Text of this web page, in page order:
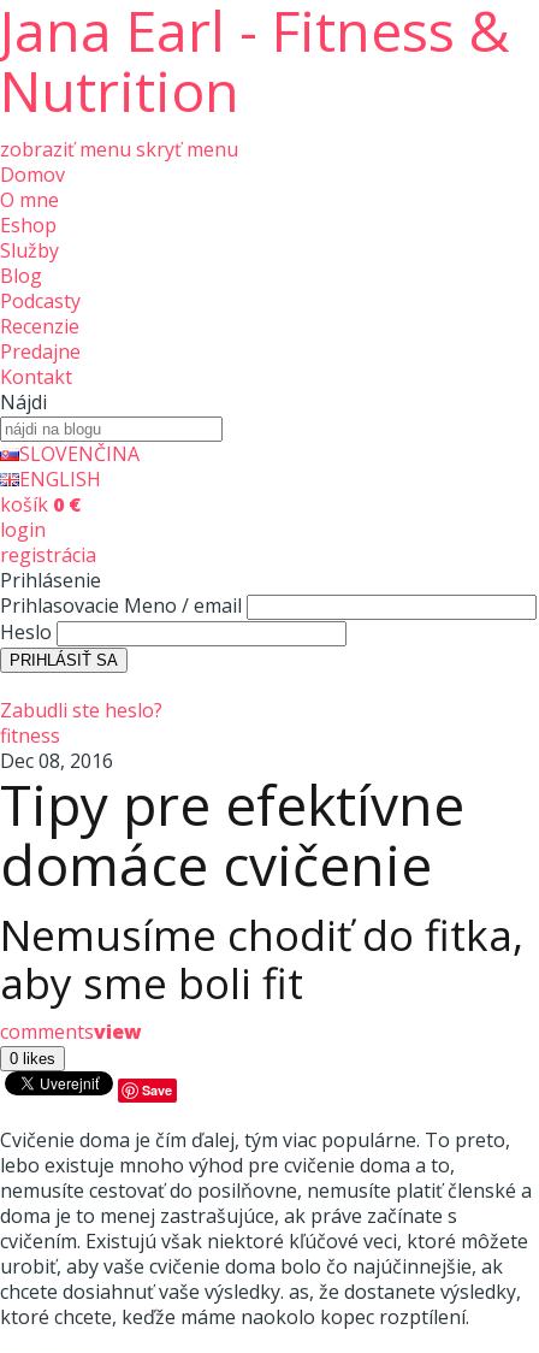
Jana Earl - Fitness &
Nutrition
zobraziť menu skryť menu
Domov
O mne
Eshop
Služby
Blog
Podcasty
Recenzie
Predajne
Kontakt
Nájdi
SLOVENČINA
ENGLISH
košík 0 €
login
registrácia
Prihlásenie
Prihlasovacie Meno / email
Heslo
Zabudli ste heslo?
fitness
Dec 08, 2016
Tipy pre efektívne
domáce cvičenie
Nemusíme chodiť do fitka,
aby sme boli fit
commentsview
Save
Cvičenie doma je čím ďalej, tým viac populárne. To preto,
lebo existuje mnoho výhod pre cvičenie doma a to,
nemusíte cestovať do posilňovne, nemusíte platiť členské a
doma je to menej zastrašujúce, ak práve začínate s
cvičením. Existujú však niektoré kľúčové veci, ktoré môžete
urobiť, aby vaše cvičenie doma bolo čo najúčinnejšie, ak
chcete dosiahnuť vaše výsledky. as, že dostanete výsledky,
ktoré chcete, keďže máme naokolo kopec rozptílení.